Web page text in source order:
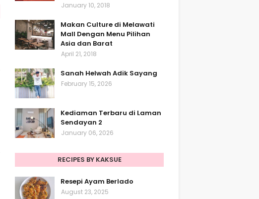
January 10, 2018
Makan Culture di Melawati
Mall Dengan Menu Pilihan
Asia dan Barat
April 21, 2018
Sanah Helwah Adik Sayang
February 15, 2026
Kediaman Terbaru di Laman
Sendayan 2
January 06, 2026
RECIPES BY KAKSUE
Resepi Ayam Berlado
August 23, 2025